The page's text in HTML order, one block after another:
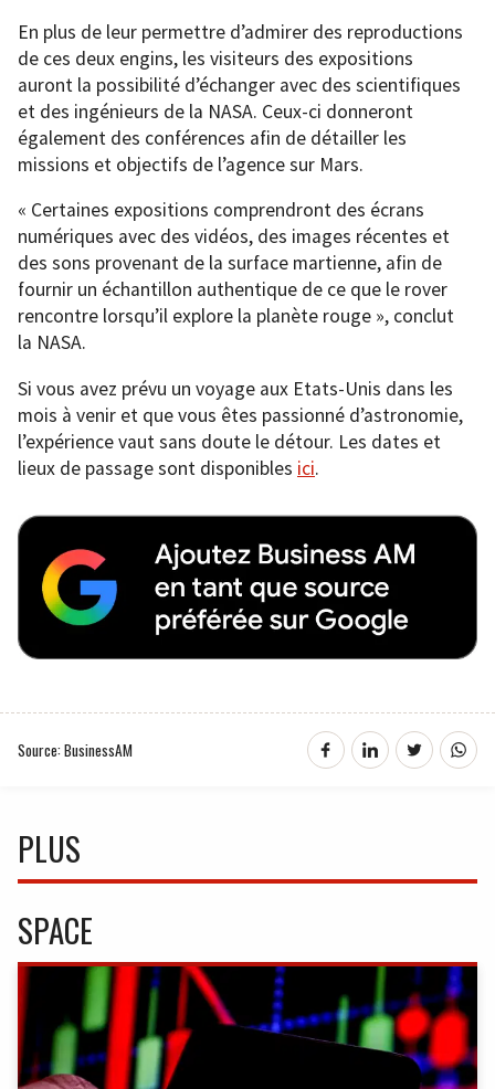
En plus de leur permettre d’admirer des reproductions
de ces deux engins, les visiteurs des expositions
auront la possibilité d’échanger avec des scientifiques
et des ingénieurs de la NASA. Ceux-ci donneront
également des conférences afin de détailler les
missions et objectifs de l’agence sur Mars.
« Certaines expositions comprendront des écrans
numériques avec des vidéos, des images récentes et
des sons provenant de la surface martienne, afin de
fournir un échantillon authentique de ce que le rover
rencontre lorsqu’il explore la planète rouge », conclut
la NASA.
Si vous avez prévu un voyage aux Etats-Unis dans les
mois à venir et que vous êtes passionné d’astronomie,
l’expérience vaut sans doute le détour. Les dates et
lieux de passage sont disponibles ici.
Source: BusinessAM
PLUS
SPACE